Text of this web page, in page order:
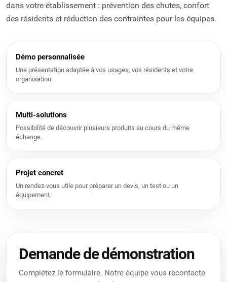
dans votre établissement : prévention des chutes, confort
des résidents et réduction des contraintes pour les équipes.
Démo personnalisée
Une présentation adaptée à vos usages, vos résidents et votre
organisation.
Multi-solutions
Possibilité de découvrir plusieurs produits au cours du même
échange.
Projet concret
Un rendez-vous utile pour préparer un devis, un test ou un
équipement.
Demande de démonstration
Complétez le formulaire. Notre équipe vous recontacte